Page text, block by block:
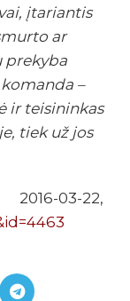
įtariantis
ar
prekyba
–
ir teisininkas
tiek už jos
03-22,